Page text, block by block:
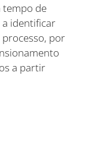
tempo de
identificar
por
a partir